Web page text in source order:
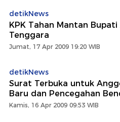
detikNews
KPK Tahan Mantan Bupati
Tenggara
Jumat, 17 Apr 2009 19:20 WIB
detikNews
Surat Terbuka untuk
Baru dan Pencegahan
Kamis, 16 Apr 2009 09:53 WIB